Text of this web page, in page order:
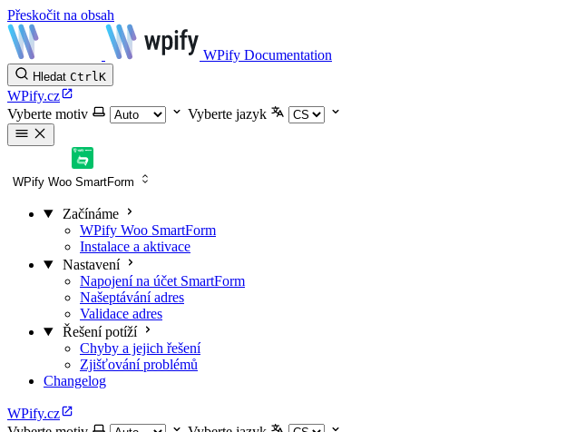
Přeskočit na obsah
WPify Documentation
Hledat CtrlK
WPify.cz
Vyberte motiv
Vyberte jazyk
WPify Woo SmartForm
Začínáme
WPify Woo SmartForm
Instalace a aktivace
Nastavení
Napojení na účet SmartForm
Našeptávání adres
Validace adres
Řešení potíží
Chyby a jejich řešení
Zjišťování problémů
Changelog
WPify.cz